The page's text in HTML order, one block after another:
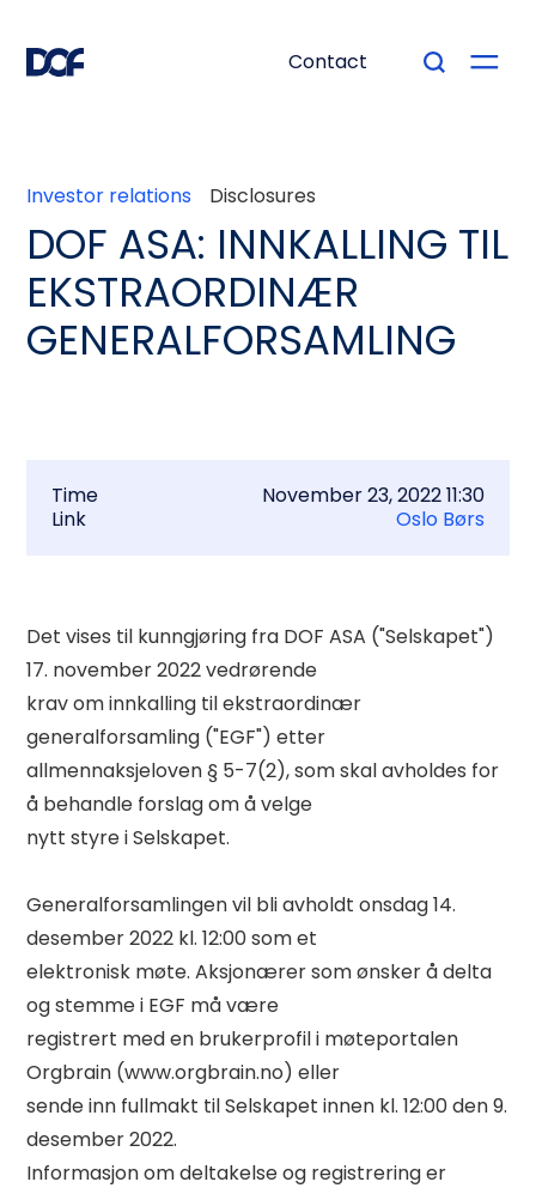
Contact
Investor relations Disclosures
DOF ASA: INNKALLING TIL
EKSTRAORDINÆR
GENERALFORSAMLING
Time
November 23, 2022 11:30
Link
Oslo Børs
Det vises til kunngjøring fra DOF ASA ("Selskapet")
17. november 2022 vedrørende
krav om innkalling til ekstraordinær
generalforsamling ("EGF") etter
allmennaksjeloven § 5-7(2), som skal avholdes for
å behandle forslag om å velge
nytt styre i Selskapet.
Generalforsamlingen vil bli avholdt onsdag 14.
desember 2022 kl. 12:00 som et
elektronisk møte. Aksjonærer som ønsker å delta
og stemme i EGF må være
registrert med en brukerprofil i møteportalen
Orgbrain (www.orgbrain.no) eller
sende inn fullmakt til Selskapet innen kl. 12:00 den 9.
desember 2022.
Informasjon om deltakelse og registrering er